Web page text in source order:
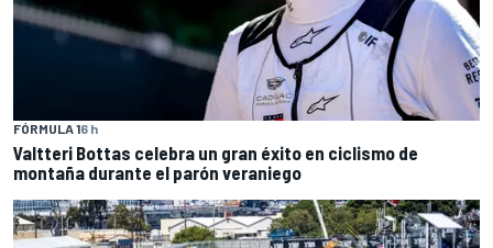
FÓRMULA 16 h
Valtteri Bottas celebra un gran éxito en ciclismo de
montaña durante el parón veraniego